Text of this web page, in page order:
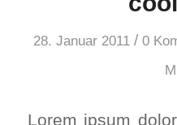
28. Januar 2011 / 0
Lorem ipsum